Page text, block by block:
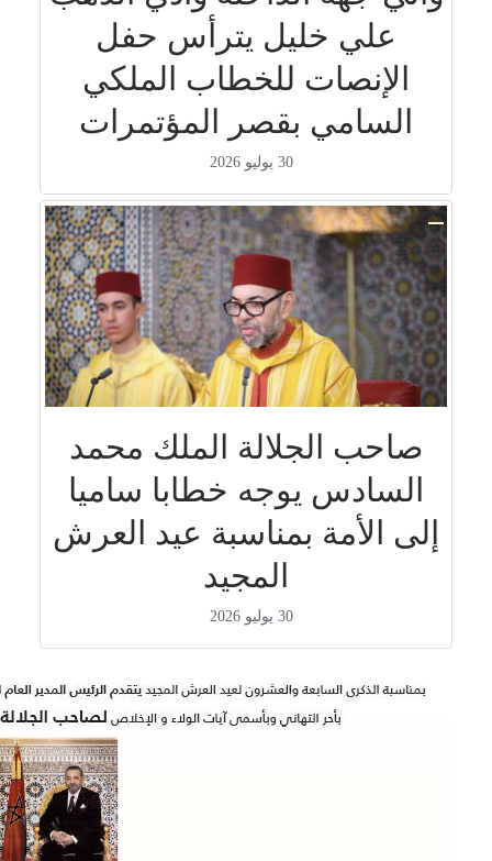
علي خليل يترأس حفل
الإنصات للخطاب الملكي
السامي بقصر المؤتمرات
30 يوليو 2026
صاحب الجلالة الملك محمد
السادس يوجه خطابا ساميا
إلى الأمة بمناسبة عيد العرش
المجيد
30 يوليو 2026